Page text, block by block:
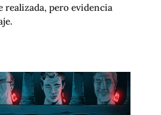
realizada, pero evidencia